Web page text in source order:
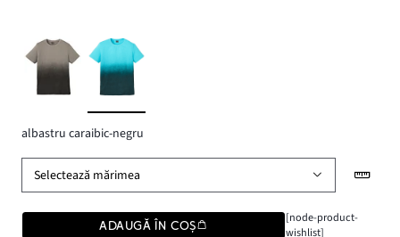
albastru caraibic-negru
Selectează mărimea
ADAUGĂ ÎN COȘ
[node-product-
wishlist]